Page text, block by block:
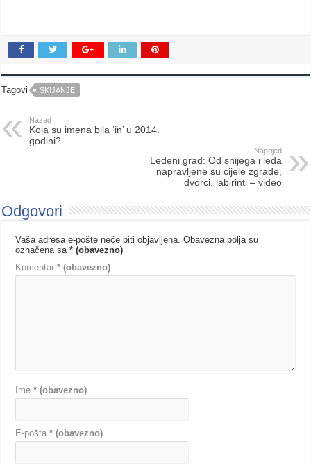
Tagovi SKIJANJE
Nazad
Koja su imena bila ‘in’ u 2014.
godini?
Naprijed
Ledeni grad: Od snijega i leda
napravljene su cijele zgrade,
dvorci, labirinti – video
Odgovori
Vaša adresa e-pošte neće biti objavljena. Obavezna polja su
označena sa* (obavezno)
Komentar* (obavezno)
Ime* (obavezno)
E-pošta* (obavezno)